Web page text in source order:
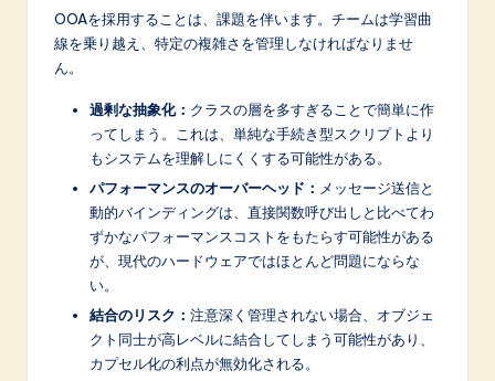
OOAを採用することは、課題を伴います。チームは学習曲
線を乗り越え、特定の複雑さを管理しなければなりませ
ん。
過剰な抽象化： クラスの層を多すぎることで簡単に作
ってしまう。これは、単純な手続き型スクリプトより
もシステムを理解しにくくする可能性がある。
パフォーマンスのオーバーヘッド： メッセージ送信と
動的バインディングは、直接関数呼び出しと比べてわ
ずかなパフォーマンスコストをもたらす可能性がある
が、現代のハードウェアではほとんど問題にならな
い。
結合のリスク： 注意深く管理されない場合、オブジェ
クト同士が高レベルに結合してしまう可能性があり、
カプセル化の利点が無効化される。